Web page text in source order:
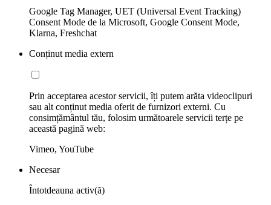
Google Tag Manager, UET (Universal Event Tracking)
Consent Mode de la Microsoft, Google Consent Mode,
Klarna, Freshchat
Conținut media extern
Prin acceptarea acestor servicii, îți putem arăta videoclipuri
sau alt conținut media oferit de furnizori externi. Cu
consimțământul tău, folosim următoarele servicii terțe pe
această pagină web:
Vimeo, YouTube
Necesar
Întotdeauna activ(ă)